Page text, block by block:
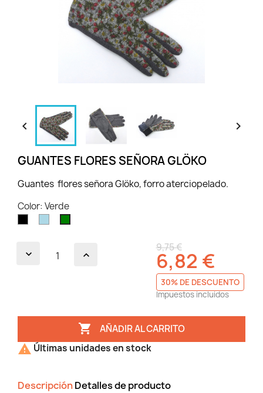
 
GUANTES FLORES SEÑORA GLÖKO
Guantes flores señora Glöko, forro aterciopelado.
Color: Verde
NegroAzul
claro
Verde
9,75 €
6,82 €
30% DE DESCUENTO
Impuestos incluidos
 AÑADIR AL CARRITO
 Últimas unidades en stock
DescripciónDetalles de producto